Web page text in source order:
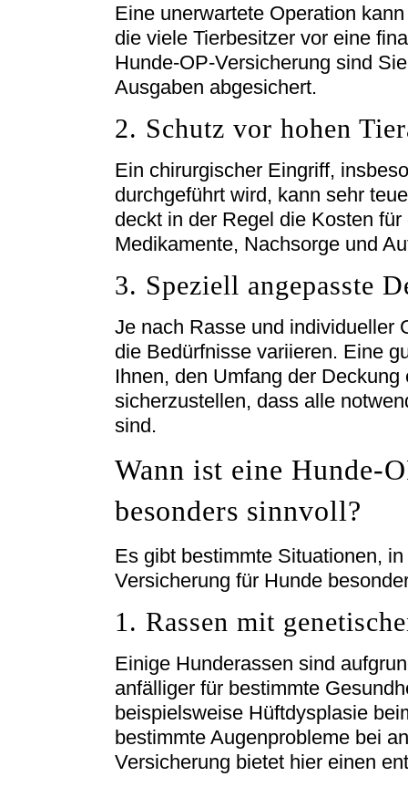
Eine unerwartete Operation
die viele Tierbesitzer vor eine
Hunde-OP-Versicherung sind
Ausgaben abgesichert.
2. Schutz vor hohen
Ein chirurgischer Eingriff,
durchgeführt wird, kann sehr
deckt in der Regel die Kosten
Medikamente, Nachsorge und
3. Speziell angepasste
Je nach Rasse und individueller
die Bedürfnisse variieren. Eine
Ihnen, den Umfang der
sicherzustellen, dass alle
sind.
Wann ist eine Hunde-
besonders sinnvoll?
Es gibt bestimmte Situationen,
Versicherung für Hunde
1. Rassen mit
Einige Hunderassen sind
anfälliger für bestimmte
beispielsweise Hüftdysplasie
bestimmte Augenprobleme bei
Versicherung bietet hier einen